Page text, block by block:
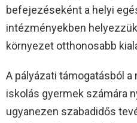
befejezéseként a helyi
intézményekben
környezet otthonosabb
A pályázati támogatásból
iskolás gyermek számára
ugyanezen szabadidős